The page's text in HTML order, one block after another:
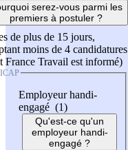
serez-vous parmi les
premiers à postuler ?
de plus de 15 jours,
moins de 4 candidatures
France Travail est informé)
Employeur handi-
engagé (1)
Qu'est-ce qu'un
employeur handi-
engagé ?